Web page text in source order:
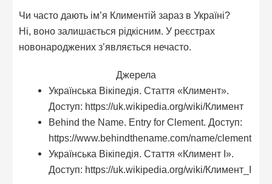
Чи часто дають ім’я Климентій зараз в Україні?
Ні, воно залишається рідкісним. У реєстрах
новонароджених з’являється нечасто.
Джерела
Українська Вікіпедія. Стаття «Климент».
Доступ: https://uk.wikipedia.org/wiki/Климент
Behind the Name. Entry for Clement. Доступ:
https://www.behindthename.com/name/clement
Українська Вікіпедія. Стаття «Климент I».
Доступ: https://uk.wikipedia.org/wiki/Климент_I